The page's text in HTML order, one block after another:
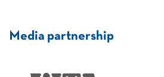
Media partnership